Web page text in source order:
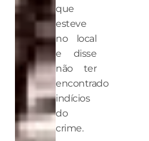
que
esteve
no local
e disse
não ter
encontrado
indícios
do
crime.